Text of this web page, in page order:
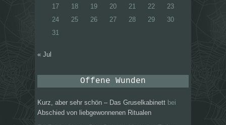
17
18 19 20 21 22
23
24
25 26 27 28 29
30
31
« Jul
Offene Wunden
Kurz, aber sehr schön – Das Gruselkabinett bei
Abschied von liebgewonnenen Ritualen